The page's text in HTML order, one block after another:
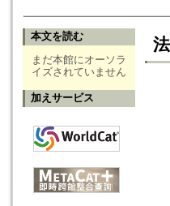
本文を読む
まだ本館にオーソラ
イズされていません
加えサービス